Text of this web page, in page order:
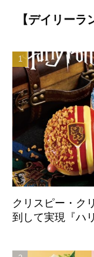
【デイリーラ
クリスピー・ク
到して実現『ハ